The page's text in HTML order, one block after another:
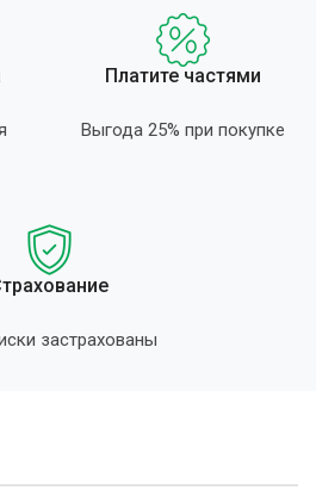
Платите частями
Выгода 25% при покупке
застрахованы